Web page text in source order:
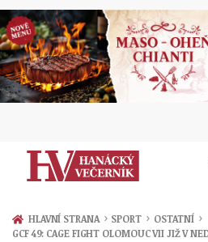
Zprávy
HLAVNÍ STRANA › SPORT › OSTATNÍ ›
GCF 49: CAGE FIGHT OLOMOUC VII JIŽ V